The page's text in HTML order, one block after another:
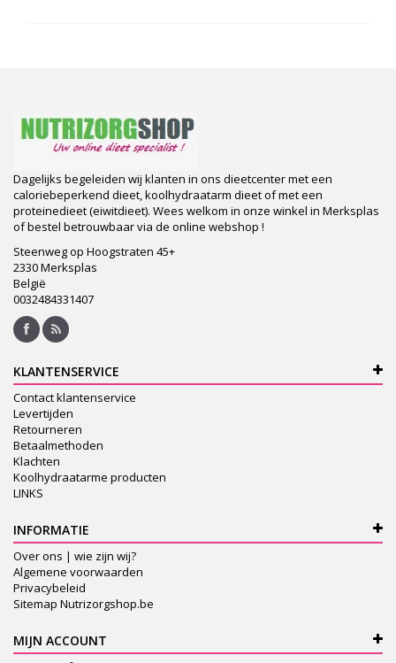
Dagelijks begeleiden wij klanten in ons dieetcenter met een
caloriebeperkend dieet, koolhydraatarm dieet of met een
proteinedieet (eiwitdieet). Wees welkom in onze winkel in Merksplas
of bestel betrouwbaar via de online webshop !
Steenweg op Hoogstraten 45+
2330 Merksplas
België
0032484331407
KLANTENSERVICE
Contact klantenservice
Levertijden
Retourneren
Betaalmethoden
Klachten
Koolhydraatarme producten
LINKS
INFORMATIE
Over ons | wie zijn wij?
Algemene voorwaarden
Privacybeleid
Sitemap Nutrizorgshop.be
MIJN ACCOUNT